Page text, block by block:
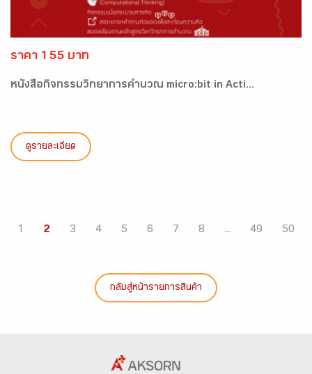
ราคา 155 บาท
หนังสือกิจกรรมวิทยาการคำนวณ micro:bit in Acti...
ดูรายละเอียด
1 2 3 4 5 6 7 8 ... 49 50
กลับสู่หน้ารายการสินค้า